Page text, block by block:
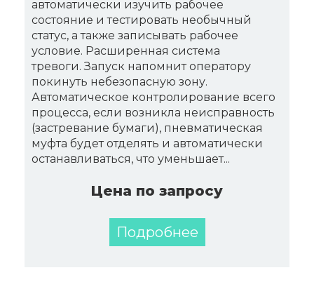
автоматически изучить рабочее
состояние и тестировать необычный
статус, а также записывать рабочее
условие. Расширенная система
тревоги. Запуск напомнит оператору
покинуть небезопасную зону.
Автоматическое контролирование всего
процесса, если возникла неисправность
(застревание бумаги), пневматическая
муфта будет отделять и автоматически
останавливаться, что уменьшает...
Цена по запросу
Подробнее